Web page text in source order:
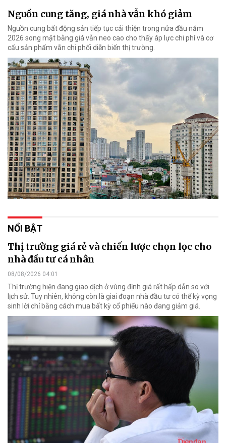
Nguồn cung tăng, giá nhà vẫn khó giảm
Nguồn cung bất động sản tiếp tục cải thiện trong nửa đầu năm
2026 song mặt bằng giá vẫn neo cao cho thấy áp lực chi phí và cơ
cấu sản phẩm vẫn chi phối diễn biến thị trường.
NỔI BẬT
Thị trường giá rẻ và chiến lược chọn lọc cho
nhà đầu tư cá nhân
08/08/2026 04:01
Thị trường hiện đang giao dịch ở vùng định giá rất hấp dẫn so với
lịch sử. Tuy nhiên, không còn là giai đoạn nhà đầu tư có thể kỳ vọng
sinh lời chỉ bằng cách mua bất kỳ cổ phiếu nào đang giảm giá.